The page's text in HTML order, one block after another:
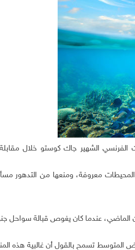
الفرنسي الشهير جاك كوستو خلال
معروفة، ومنعها من التدهور
الماضي، عندما كان يغوص قبالة سواحل
المتوسط تسمح بالقول أن غالبية هذه